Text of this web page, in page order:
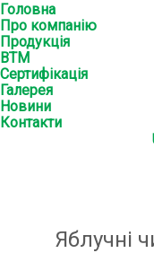
Головна
Про компанію
Продукція
ВТМ
Сертифікація
Галерея
Новини
Контакти
Яблучні